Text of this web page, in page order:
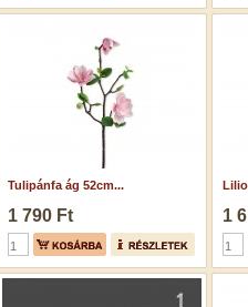
Tulipánfa ág 52cm...
1 790 Ft 1